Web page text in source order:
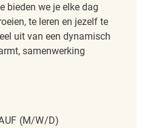
bieden we je elke dag
te leren en jezelf te
uit van een dynamisch
samenwerking
(m/w/d) REQ136166
(M/W/D)